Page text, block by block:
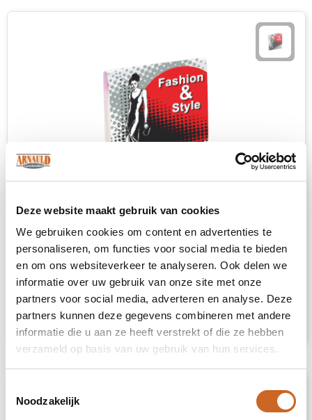
Deze website maakt gebruik van cookies
We gebruiken cookies om content en advertenties te
personaliseren, om functies voor social media te bieden
en om ons websiteverkeer te analyseren. Ook delen we
informatie over uw gebruik van onze site met onze
partners voor social media, adverteren en analyse. Deze
partners kunnen deze gegevens combineren met andere
informatie die u aan ze heeft verstrekt of die ze hebben
verzameld op basis van uw gebruik van hun services.
Noodzakelijk
Lucifermapje met 20 kleine lucifers UV lak met full colour opdruk
Karton/Papier
€ 0,27 Bekijk